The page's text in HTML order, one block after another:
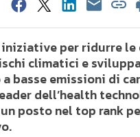
iniziative per ridurre le
climatici e
basse emissioni di
dell’health
posto nel top rank